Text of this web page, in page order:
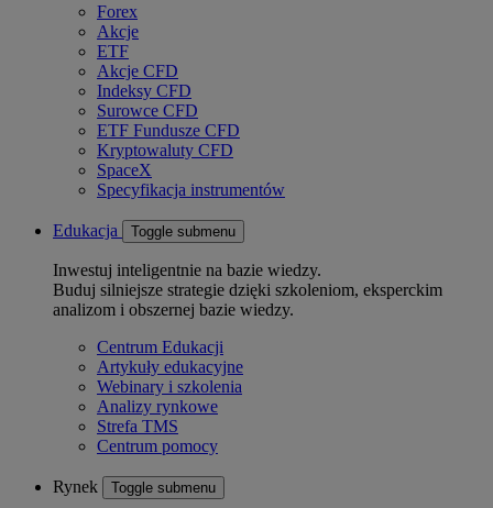
Forex
Akcje
ETF
Akcje CFD
Indeksy CFD
Surowce CFD
ETF Fundusze CFD
Kryptowaluty CFD
SpaceX
Specyfikacja instrumentów
Edukacja Toggle submenu
Inwestuj inteligentnie na bazie wiedzy.
Buduj silniejsze strategie dzięki szkoleniom, eksperckim
analizom i obszernej bazie wiedzy.
Centrum Edukacji
Artykuły edukacyjne
Webinary i szkolenia
Analizy rynkowe
Strefa TMS
Centrum pomocy
Rynek Toggle submenu